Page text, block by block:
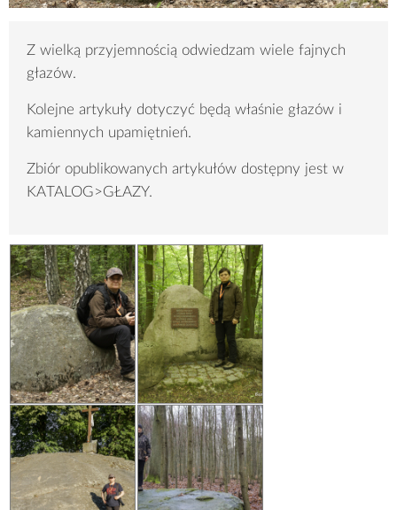
Z wielką przyjemnością odwiedzam wiele fajnych
głazów.
Kolejne artykuły dotyczyć będą właśnie głazów i
kamiennych upamiętnień.
Zbiór opublikowanych artykułów dostępny jest w
KATALOG>GŁAZY.